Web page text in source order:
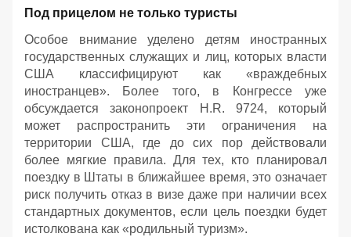
Под прицелом не только туристы
Особое внимание уделено детям иностранных
государственных служащих и лиц, которых власти
США классифицируют как «враждебных
иностранцев». Более того, в Конгрессе уже
обсуждается законопроект H.R. 9724, который
может распространить эти ограничения на
территории США, где до сих пор действовали
более мягкие правила. Для тех, кто планировал
поездку в Штаты в ближайшее время, это означает
риск получить отказ в визе даже при наличии всех
стандартных документов, если цель поездки будет
истолкована как «родильный туризм».